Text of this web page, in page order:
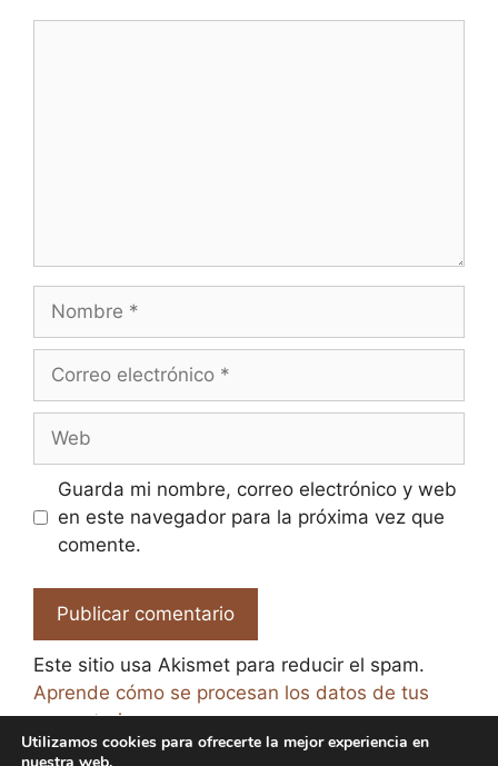
Nombre
Correo
Web
Guarda mi nombre, correo electrónico y web
en este navegador para la próxima vez que
comente.
Este sitio usa Akismet para reducir el spam.
Aprende cómo se procesan los datos de tus
comentarios.
Utilizamos cookies para ofrecerte la mejor experiencia en